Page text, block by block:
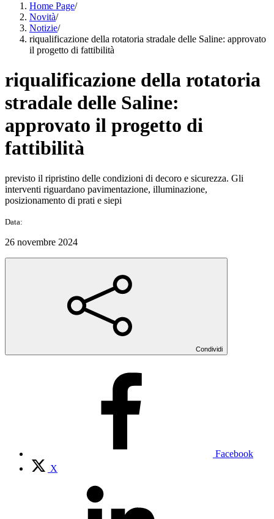
Home Page/
Novità/
Notizie/
riqualificazione della rotatoria stradale delle Saline: approvato
il progetto di fattibilità
riqualificazione della rotatoria
stradale delle Saline:
approvato il progetto di
fattibilità
previsto il ripristino delle condizioni di decoro e sicurezza. Gli
interventi riguardano pavimentazione, illuminazione,
posizionamento di prati e siepi
Data:
26 novembre 2024
Condividi
Facebook
X